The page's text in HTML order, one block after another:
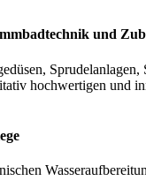
und
hochwertigen und